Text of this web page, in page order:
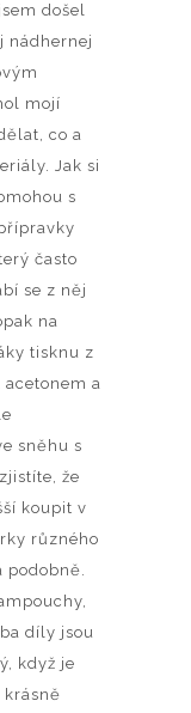
došel
nádhernej
mojí
co a
Jak si
s
často
se z něj
na
tisknu z
acetonem a
sněhu s
že
koupit v
různého
podobně.
díly jsou
když je